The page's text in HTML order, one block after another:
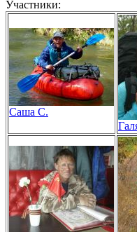
Участники:
Саша С.